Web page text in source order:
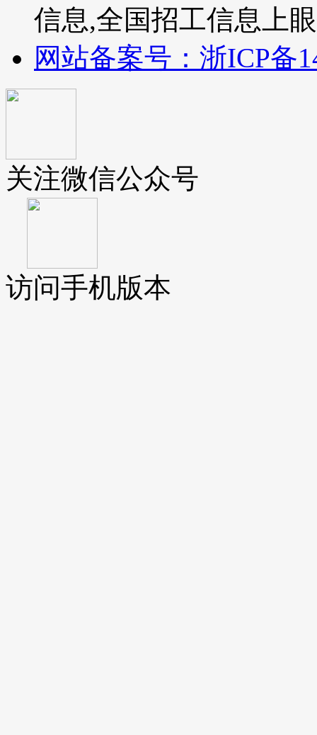
信息,全国招工信息上
网站备案号：浙ICP备
关注微信公众号
访问手机版本